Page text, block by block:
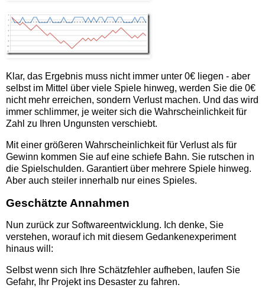
Klar, das Ergebnis muss nicht immer unter 0€ liegen - aber
selbst im Mittel über viele Spiele hinweg, werden Sie die 0€
nicht mehr erreichen, sondern Verlust machen. Und das wird
immer schlimmer, je weiter sich die Wahrscheinlichkeit für
Zahl zu Ihren Ungunsten verschiebt.
Mit einer größeren Wahrscheinlichkeit für Verlust als für
Gewinn kommen Sie auf eine schiefe Bahn. Sie rutschen in
die Spielschulden. Garantiert über mehrere Spiele hinweg.
Aber auch steiler innerhalb nur eines Spieles.
Geschätzte Annahmen
Nun zurück zur Softwareentwicklung. Ich denke, Sie
verstehen, worauf ich mit diesem Gedankenexperiment
hinaus will:
Selbst wenn sich Ihre Schätzfehler aufheben, laufen Sie
Gefahr, Ihr Projekt ins Desaster zu fahren.